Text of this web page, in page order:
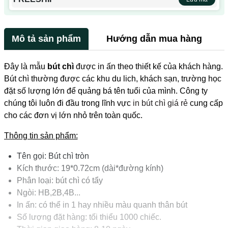
Mô tả sản phẩm Hướng dẫn mua hàng
Đây là mẫu bút chì được in ấn theo thiết kế của khách hàng.
Bút chì thường được các khu du lich, khách sạn, trường học
đặt số lượng lớn để quảng bá tên tuổi của mình. Công ty
chúng tôi luôn đi đầu trong lĩnh vực in bút chì giá rẻcung cấp
cho các đơn vị lớn nhỏ trên toàn quốc.
Thông tin sản phẩm:
Tên gọi: Bút chì tròn
Kích thước: 19*0.72cm (dài*đường kính)
Phân loại: bút chì có tẩy
Ngòi: HB,2B,4B...
In ấn: có thể in 1 hay nhiều màu quanh thân bút
Số lượng đặt hàng: tối thiểu 1000 chiếc.